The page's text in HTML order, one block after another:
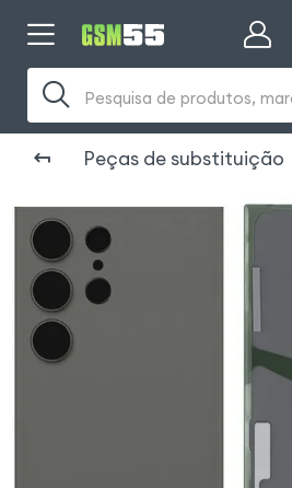
Pesquisa de produtos,
Peças de substituição